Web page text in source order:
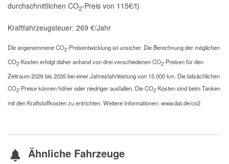
durchschnittlichen CO2-Preis von 115€/t)
Kraftfahrzeugsteuer: 269 €/Jahr
Die angenommene CO2-Preisentwicklung ist unsicher. Die Berechnung der möglichen
CO2-Kosten erfolgt daher anhand von drei verschiedenen CO2-Preisen für den
Zeitraum 2026 bis 2035 bei einer Jahresfahrleistung von 15.000 km. Die tatsächlichen
CO2-Preise können höher oder niedriger ausfallen. Die CO2-Kosten sind beim Tanken
mit den Kraftstoffkosten zu entrichten. Weitere Informationen: www.dat.de/co2
Ähnliche Fahrzeuge